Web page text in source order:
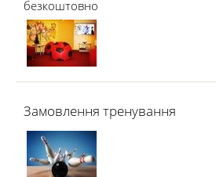
безкоштовно
Замовлення тренування